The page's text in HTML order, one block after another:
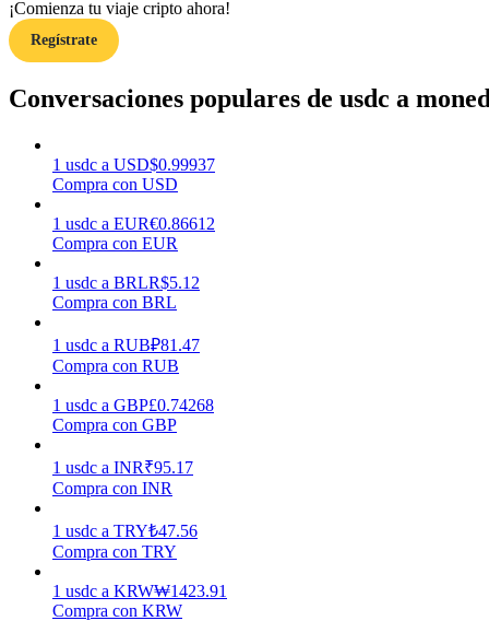
Estrategias comerciales
Earn
¡Comienza tu viaje cripto ahora!
Regístrate
Conversaciones populares de usdc a
1 usdc a USD$0.99937
Compra con USD
1 usdc a EUR€0.86612
Compra con EUR
1 usdc a BRLR$5.12
Compra con BRL
1 usdc a RUB₽81.47
Compra con RUB
1 usdc a GBP£0.74268
Compra con GBP
1 usdc a INR₹95.17
Compra con INR
1 usdc a TRY₺47.56
Compra con TRY
1 usdc a KRW₩1423.91
Compra con KRW